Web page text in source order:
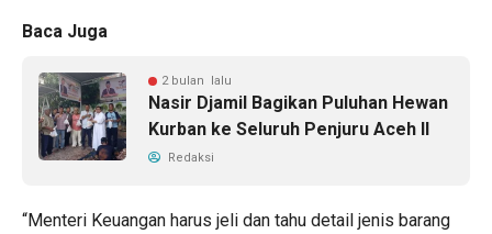
Baca Juga
2 bulan lalu
Nasir Djamil Bagikan Puluhan Hewan
Kurban ke Seluruh Penjuru Aceh II
Redaksi
“Menteri Keuangan harus jeli dan tahu detail jenis barang